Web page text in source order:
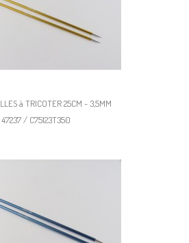
à TRICOTER 25CM - 3,5MM
47237 / C75123T350